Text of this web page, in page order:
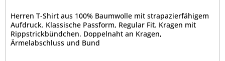
Herren T-Shirt aus 100% Baumwolle mit strapazierfähigem
Aufdruck. Klassische Passform, Regular Fit. Kragen mit
Rippstrickbündchen. Doppelnaht an Kragen,
Ärmelabschluss und Bund